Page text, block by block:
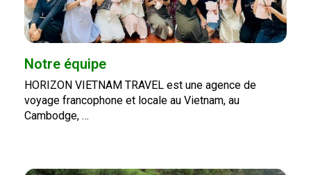
Notre équipe
HORIZON VIETNAM TRAVEL est une agence de
voyage francophone et locale au Vietnam, au
Cambodge, …